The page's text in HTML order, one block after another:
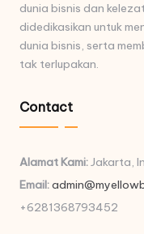
dunia bisnis dan
didedikasikan untuk
dunia bisnis, serta
tak terlupakan.
Contact
Alamat Kami:Jakarta,
Email:
+6281368793452